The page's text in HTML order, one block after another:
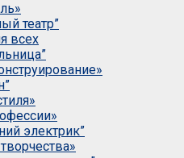
театр”
всех
электрик”